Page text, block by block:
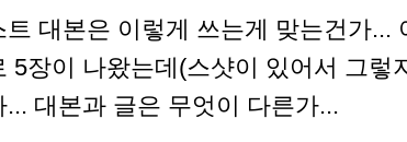
트 대본은 이렇게 쓰는게 맞는건가...
5장이 나왔는데(스샷이 있어서 그렇
... 대본과 글은 무엇이 다른가...